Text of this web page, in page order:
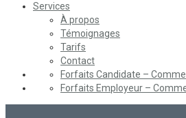
Services
À propos
Témoignages
Tarifs
Contact
Forfaits Candidate –
Forfaits Employeur –